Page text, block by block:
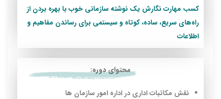
کسب مهارت نگارش یک نوشته سازمانی خوب با بهره بردن از
راه‌های سریع، ساده، کوتاه و سیستمی برای رساندن مفاهیم و
اطلاعات
محتوای دوره:
نقش مكاتبات اداري در اداره امور سازمان ها